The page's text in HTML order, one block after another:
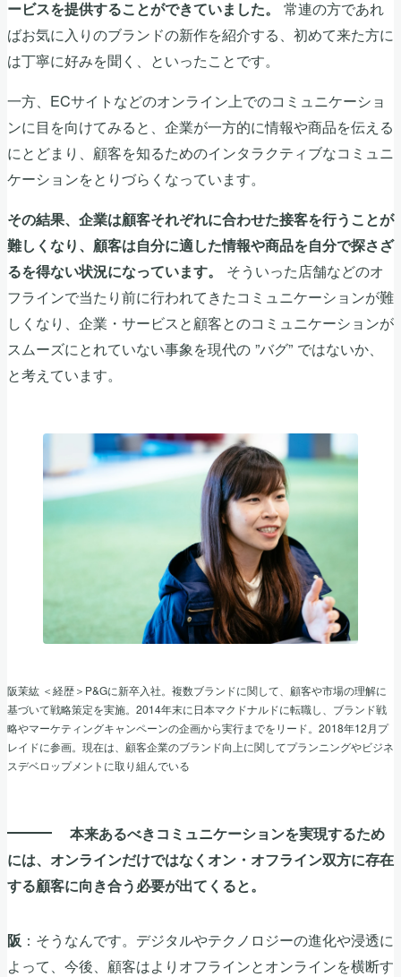
ービスを提供することができていました。
常連の方であれ
ばお気に入りのブランドの新作を紹介する、初めて来た方に
は丁寧に好みを聞く、といったことです。
一方、ECサイトなどのオンライン上でのコミュニケーショ
ンに目を向けてみると、企業が一方的に情報や商品を伝える
にとどまり、顧客を知るためのインタラクティブなコミュニ
ケーションをとりづらくなっています。
その結果、企業は顧客それぞれに合わせた接客を行うことが
難しくなり、顧客は自分に適した情報や商品を自分で探さざ
るを得ない状況になっています。
そういった店舗などのオ
フラインで当たり前に行われてきたコミュニケーションが難
しくなり、企業・サービスと顧客とのコミュニケーションが
スムーズにとれていない事象を現代の ”バグ” ではないか、
と考えています。
阪茉紘 ＜経歴＞P&Gに新卒入社。複数ブランドに関して、顧客や市場の理解に
基づいて戦略策定を実施。2014年末に日本マクドナルドに転職し、ブランド戦
略やマーケティングキャンペーンの企画から実行までをリード。2018年12月プ
レイドに参画。現在は、顧客企業のブランド向上に関してプランニングやビジネ
スデベロップメントに取り組んでいる
本来あるべきコミュニケーションを実現するため
には、オンラインだけではなくオン・オフライン双方に存在
する顧客に向き合う必要が出てくると。
阪 ：そうなんです。デジタルやテクノロジーの進化や浸透に
よって、今後、顧客はよりオフラインとオンラインを横断す